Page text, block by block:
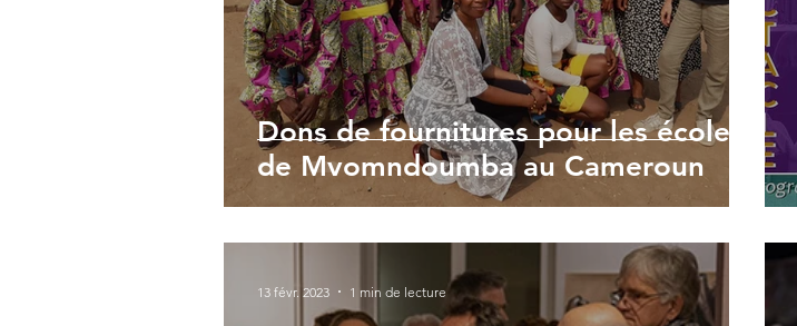
Dons de fournitures pour les écoles
de Mvomndoumba au Cameroun
13 févr. 2023 1 min de lecture